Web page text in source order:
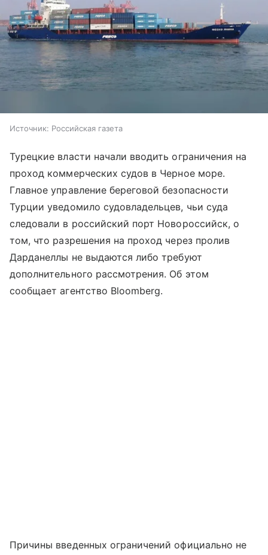
Источник: Российская газета
Турецкие власти начали вводить ограничения на
проход коммерческих судов в Черное море.
Главное управление береговой безопасности
Турции уведомило судовладельцев, чьи суда
следовали в российский порт Новороссийск, о
том, что разрешения на проход через пролив
Дарданеллы не выдаются либо требуют
дополнительного рассмотрения. Об этом
сообщает агентство Bloomberg.
Причины введенных ограничений официально не